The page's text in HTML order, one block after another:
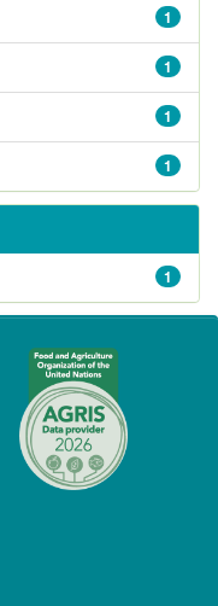
1
1
1
1
1